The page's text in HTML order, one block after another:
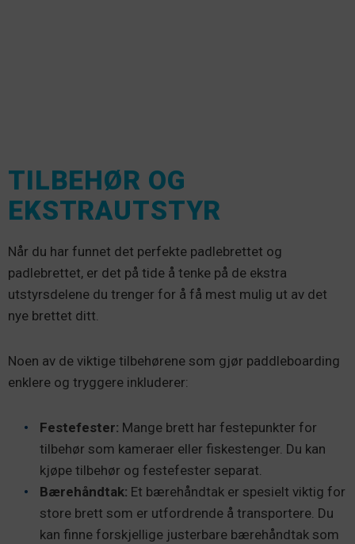
TILBEHØR OG
EKSTRAUTSTYR
Når du har funnet det perfekte padlebrettet og
padlebrettet, er det på tide å tenke på de ekstra
utstyrsdelene du trenger for å få mest mulig ut av det
nye brettet ditt.
Noen av de viktige tilbehørene som gjør paddleboarding
enklere og tryggere inkluderer:
Festefester: Mange brett har festepunkter for
tilbehør som kameraer eller fiskestenger. Du kan
kjøpe tilbehør og festefester separat.
Bærehåndtak: Et bærehåndtak er spesielt viktig for
store brett som er utfordrende å transportere. Du
kan finne forskjellige justerbare bærehåndtak som